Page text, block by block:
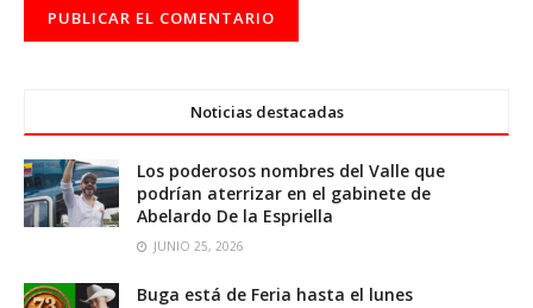
Noticias destacadas
Los poderosos nombres del Valle que
podrían aterrizar en el gabinete de
Abelardo De la Espriella
JUNIO 25, 2026
Buga está de Feria hasta el lunes